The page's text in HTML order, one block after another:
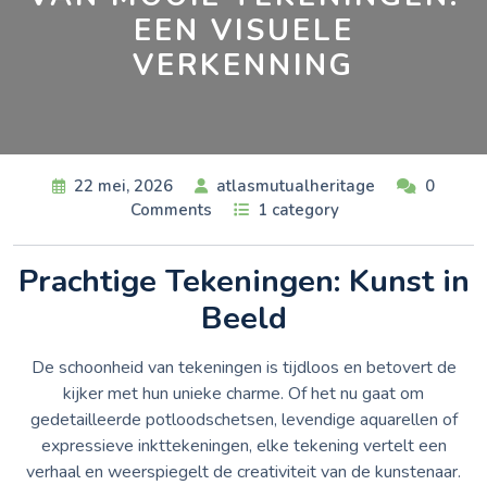
EEN VISUELE
VERKENNING
22 mei, 2026 atlasmutualheritage
0
Comments
1 category
Prachtige Tekeningen: Kunst in
Beeld
De schoonheid van tekeningen is tijdloos en betovert de
kijker met hun unieke charme. Of het nu gaat om
gedetailleerde potloodschetsen, levendige aquarellen of
expressieve inkttekeningen, elke tekening vertelt een
verhaal en weerspiegelt de creativiteit van de kunstenaar.